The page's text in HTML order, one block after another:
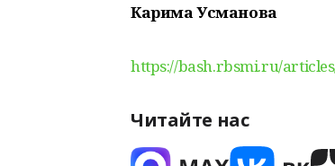
Карима Усманова
https://bash.rbsmi.ru/
Читайте нас